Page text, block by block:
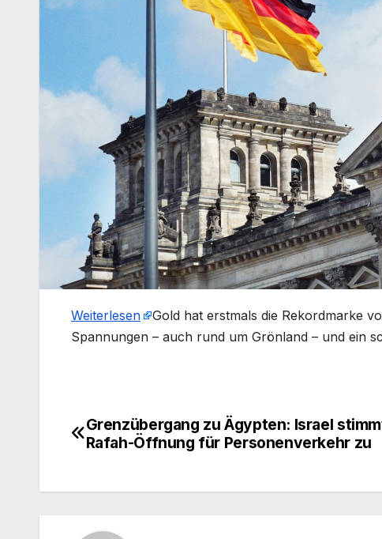
Weiterlesen
​Gold hat erstmals die Rekordmarke
Spannungen – auch rund um Grönland – und ein
Beitragsnavigation
Grenzübergang zu Ägypten: Israel
Rafah-Öffnung für Personenverkehr zu